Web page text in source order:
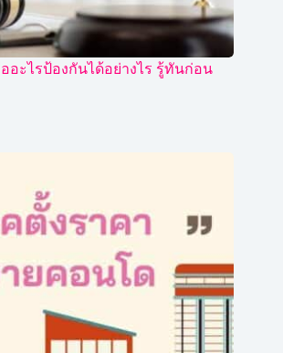
อะไรป้องกันได้อย่างไร รู้ทันก่อน